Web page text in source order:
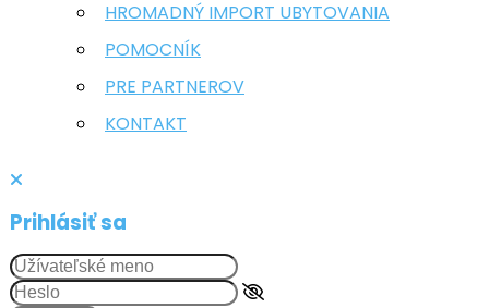
HROMADNÝ IMPORT UBYTOVANIA
POMOCNÍK
PRE PARTNEROV
KONTAKT
Prihlásiť sa